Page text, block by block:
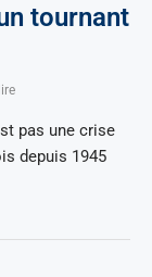
tournant
pas une crise
depuis 1945